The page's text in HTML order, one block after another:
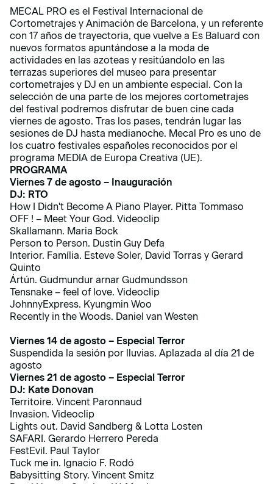
MECAL PRO es el Festival Internacional de
Cortometrajes y Animación de Barcelona, y un referente
con 17 años de trayectoria, que vuelve a Es Baluard con
nuevos formatos apuntándose a la moda de
actividades en las azoteas y resitúandolo en las
terrazas superiores del museo para presentar
cortometrajes y DJ en un ambiente especial. Con la
selección de una parte de los mejores cortometrajes
del festival podremos disfrutar de buen cine cada
viernes de agosto. Tras los pases, tendrán lugar las
sesiones de DJ hasta medianoche. Mecal Pro es uno de
los cuatro festivales españoles reconocidos por el
programa MEDIA de Europa Creativa (UE).
PROGRAMA
Viernes 7 de agosto – Inauguración
DJ: RTO
How I Didn't Become A Piano Player. Pitta Tommaso
OFF ! – Meet Your God. Videoclip
Skallamann. Maria Bock
Person to Person. Dustin Guy Defa
Interior. Família. Esteve Soler, David Torras y Gerard
Quinto
Ártún. Gudmundur arnar Gudmundsson
Tensnake – feel of love. Videoclip
JohnnyExpress. Kyungmin Woo
Recently in the Woods. Daniel van Westen
Viernes 14 de agosto – Especial Terror
Suspendida la sesión por lluvias. Aplazada al día 21 de
agosto
Viernes 21 de agosto – Especial Terror
DJ: Kate Donovan
Territoire. Vincent Paronnaud
Invasion. Videoclip
Lights out. David Sandberg & Lotta Losten
SAFARI. Gerardo Herrero Pereda
FestEvil. Paul Taylor
Tuck me in. Ignacio F. Rodó
Babysitting Story. Vincent Smitz